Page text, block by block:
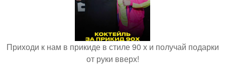
Приходи к нам в прикиде в стиле 90 х и получай подарки
от руки вверх!